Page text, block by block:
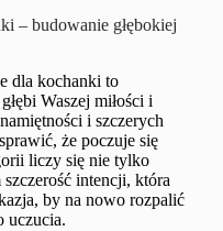
– budowanie głębokiej
dla kochanki to
Waszej miłości i
i szczerych
że poczuje się
liczy się nie tylko
intencji, która
by na nowo rozpalić
uczucia.